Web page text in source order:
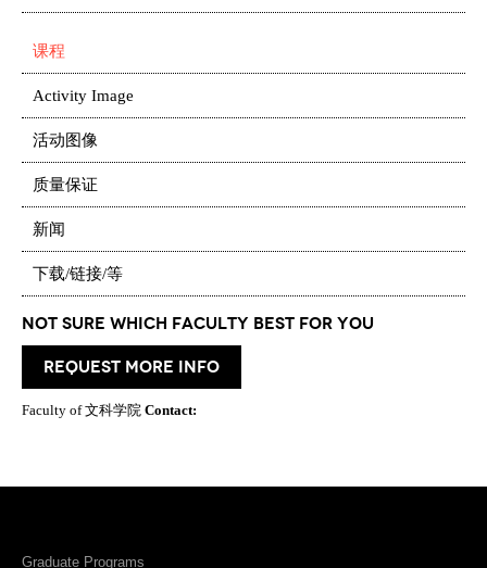
课程
Activity Image
活动图像
质量保证
新闻
下载/链接/等
Not Sure which Faculty best for you
request more info
Faculty of 文科学院 Contact:
Graduate Programs